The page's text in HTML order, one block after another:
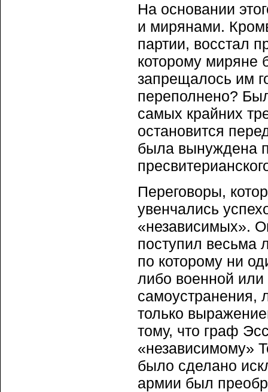
На основании
и мирянами.
партии, восстал
которому
запрещалось им
переполнено?
самых крайних
остановится
была вынуждена
Переговоры,
увенчались
«независимых».
поступил весьма
по которому ни
либо военной или
самоустранения,
только
тому, что граф
«независимому»
было сделано
армии был